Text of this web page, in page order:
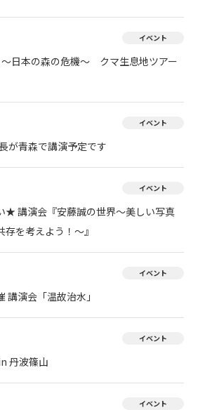
イベント
～日本の森の危機～ クマ生息地ツアー
イベント
が青森で講演予定です
イベント
★ 講演会『安藤誠の世界～美しい写真
を考えよう！～』
イベント
講演会「温故治水」
イベント
丹波篠山
イベント